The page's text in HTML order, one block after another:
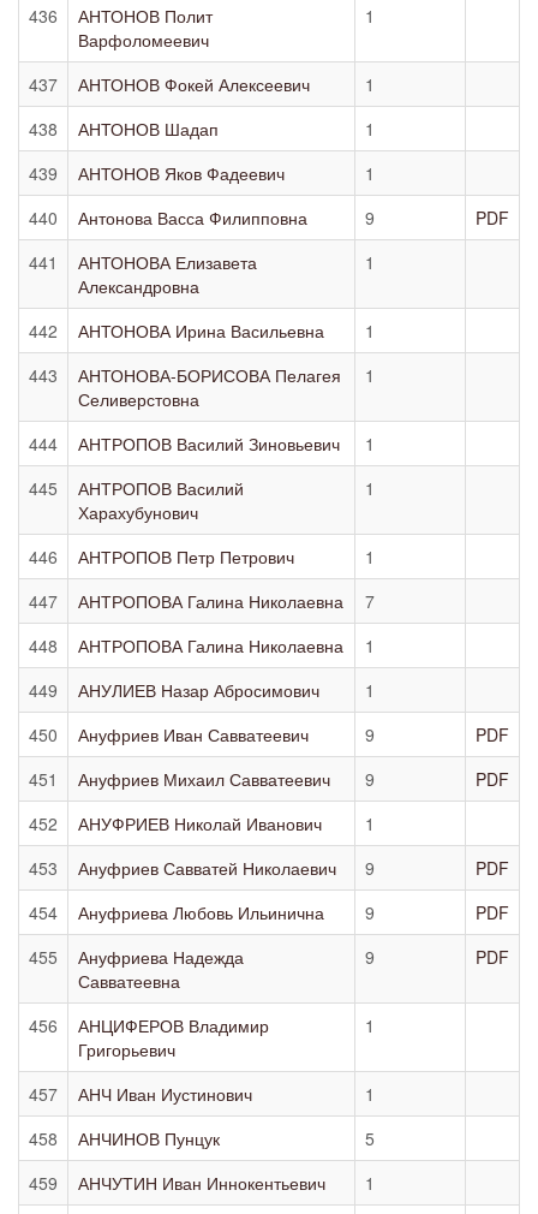
436
АНТОНОВ Полит
Варфоломеевич
1
437 АНТОНОВ Фокей Алексеевич
1
438
АНТОНОВ Шадап
1
439
АНТОНОВ Яков Фадеевич
1
440
Антонова Васса Филипповна 9
PDF
441
АНТОНОВА Елизавета
Александровна
1
442 АНТОНОВА Ирина Васильевна
1
443
АНТОНОВА-БОРИСОВА Пелагея
Селиверстовна
1
444 АНТРОПОВ Василий Зиновьевич
1
445
АНТРОПОВ Василий
Харахубунович
1
446 АНТРОПОВ Петр Петрович
1
447
АНТРОПОВА Галина Николаевна
7
448
АНТРОПОВА Галина Николаевна
1
449
АНУЛИЕВ Назар Абросимович
1
450
Ануфриев Иван Савватеевич 9
PDF
451
Ануфриев Михаил Савватеевич 9
PDF
452
АНУФРИЕВ Николай Иванович
1
453
Ануфриев Савватей Николаевич 9
PDF
454
Ануфриева Любовь Ильинична 9
PDF
455
Ануфриева Надежда
Савватеевна
9 PDF
456
АНЦИФЕРОВ Владимир
Григорьевич
1
457 АНЧ Иван Иустинович
1
458
АНЧИНОВ Пунцук
5
459
АНЧУТИН Иван Иннокентьевич
1